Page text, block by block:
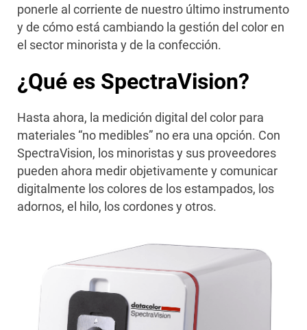
ponerle al corriente de nuestro último instrumento
y de cómo está cambiando la gestión del color en
el sector minorista y de la confección.
¿Qué es SpectraVision?
Hasta ahora, la medición digital del color para
materiales “no medibles” no era una opción. Con
SpectraVision, los minoristas y sus proveedores
pueden ahora medir objetivamente y comunicar
digitalmente los colores de los estampados, los
adornos, el hilo, los cordones y otros.